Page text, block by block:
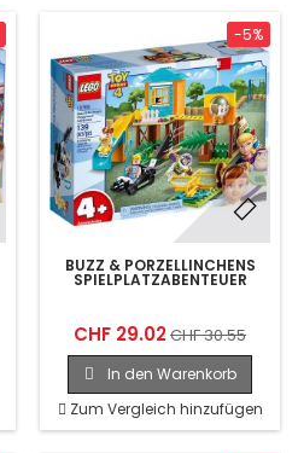
BUZZ & PORZELLINCHENS
SPIELPLATZABENTEUER
CHF 29.02CHF 30.55
-5%
In den Warenkorb
Zum Vergleich hinzufügen